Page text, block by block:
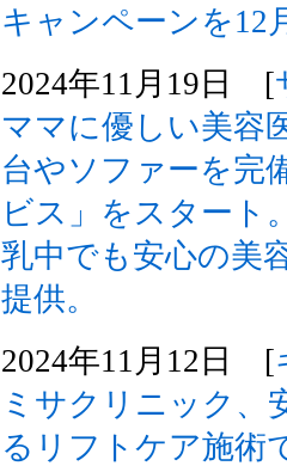
キャンペーンを12
2024年11月19日 [
ママに優しい美容
台やソファーを完
ビス」をスタート
乳中でも安心の美
提供。
2024年11月12日 [
ミサクリニック、
るリフトケア施術